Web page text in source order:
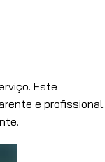
Este
e profissional.